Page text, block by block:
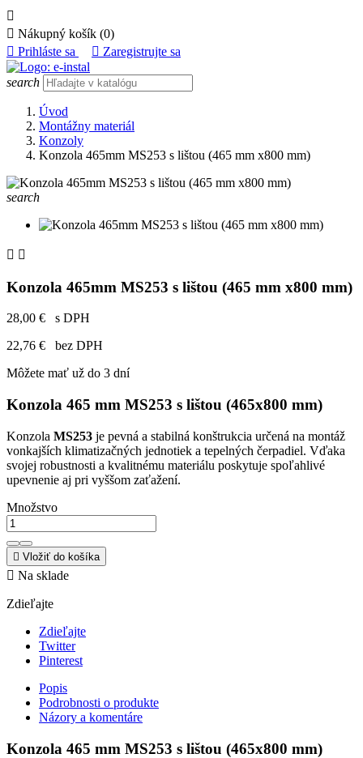

 Nákupný košík (0)
 Prihláste sa  Zaregistrujte sa
search
Úvod
Montážny materiál
Konzoly
Konzola 465mm MS253 s lištou (465 mm x800 mm)
search
 
Konzola 465mm MS253 s lištou (465 mm x800 mm)
28,00 €
s DPH
22,76 €
bez DPH
Môžete mať už do 3 dní
Konzola 465 mm MS253 s lištou (465x800 mm)
Konzola MS253 je pevná a stabilná konštrukcia určená na montáž
vonkajších klimatizačných jednotiek a tepelných čerpadiel. Vďaka
svojej robustnosti a kvalitnému materiálu poskytuje spoľahlivé
upevnenie aj pri vyššom zaťažení.
Množstvo
 Vložiť do košíka
 Na sklade
Zdieľajte
Zdieľajte
Twitter
Pinterest
Popis
Podrobnosti o produkte
Názory a komentáre
Konzola 465 mm MS253 s lištou (465x800 mm)